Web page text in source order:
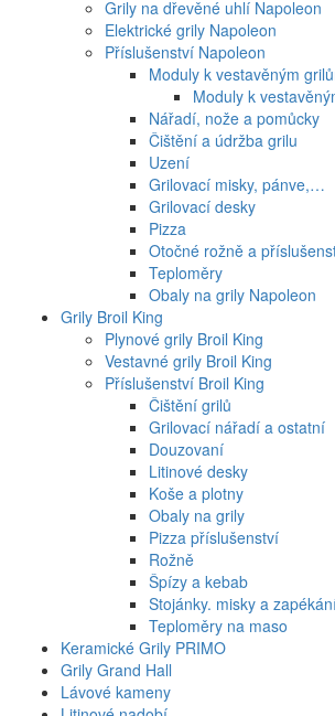
Grily na dřevěné uhlí Napoleon
Elektrické grily Napoleon
Příslušenství Napoleon
Moduly k vestavěným
Moduly k
Nářadí, nože a pomůcky
Čištění a údržba grilu
Uzení
Grilovací misky, pánve,…
Grilovací desky
Pizza
Otočné rožně a
Teploměry
Obaly na grily Napoleon
Grily Broil King
Plynové grily Broil King
Vestavné grily Broil King
Příslušenství Broil King
Čištění grilů
Grilovací nářadí a ostatní
Douzovaní
Litinové desky
Koše a plotny
Obaly na grily
Pizza příslušenství
Rožně
Špízy a kebab
Stojánky. misky a
Teploměry na maso
Keramické Grily PRIMO
Grily Grand Hall
Lávové kameny